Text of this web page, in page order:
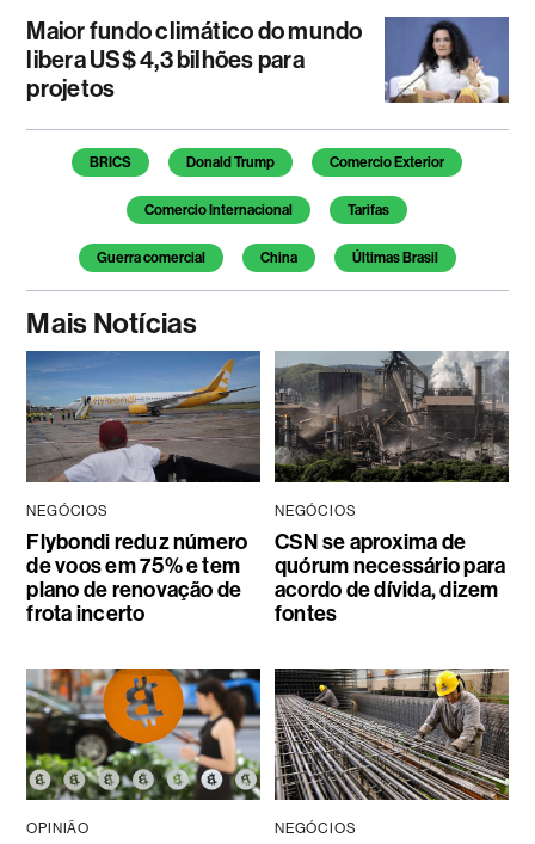
Maior fundo climático do mundo
libera US$ 4,3 bilhões para
projetos
Temas deste artigo
BRICS Donald Trump Comercio Exterior
Comercio Internacional Tarifas
Guerra comercial China Últimas Brasil
Mais Notícias
NEGÓCIOS
Flybondi reduz número
de voos em 75% e tem
plano de renovação de
frota incerto
NEGÓCIOS
CSN se aproxima de
quórum necessário para
acordo de dívida, dizem
fontes
OPINIÃO NEGÓCIOS